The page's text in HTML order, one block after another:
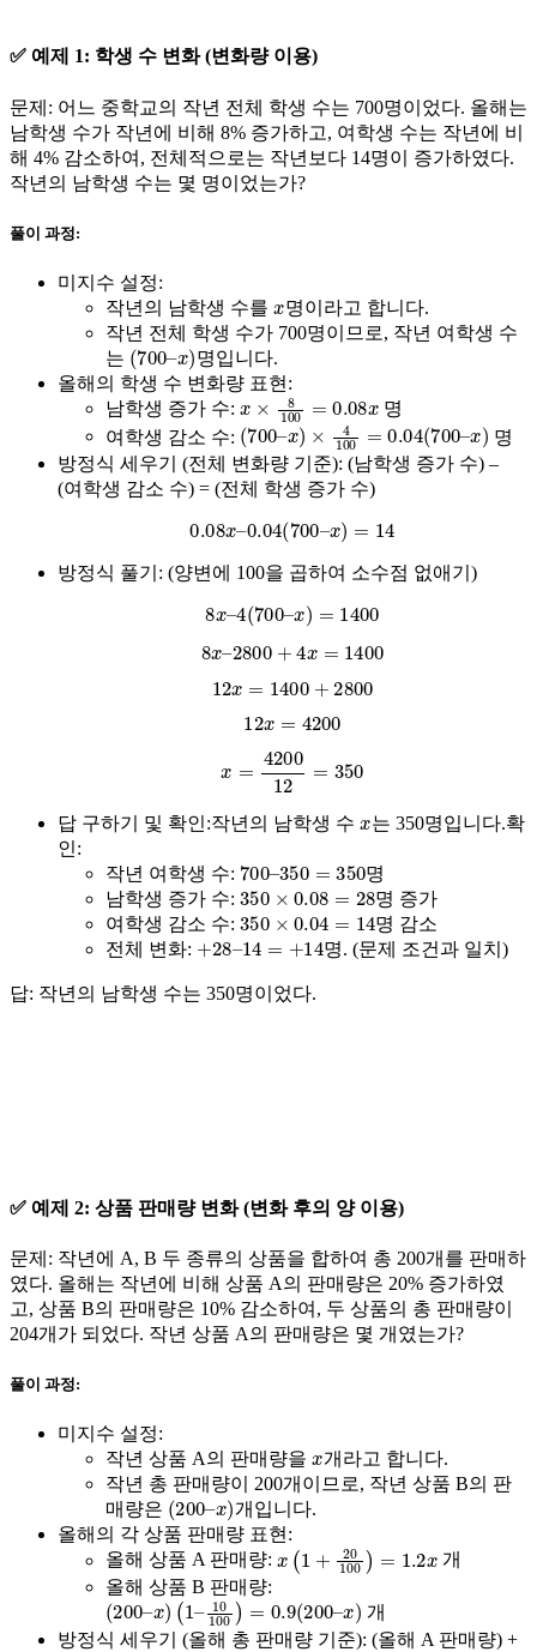
✅ 예제 1: 학생 수 변화 (변화량 이용)
문제: 어느 중학교의 작년 전체 학생 수는 700명이었다. 올해는
남학생 수가 작년에 비해 8% 증가하고, 여학생 수는 작년에 비
해 4% 감소하여, 전체적으로는 작년보다 14명이 증가하였다.
작년의 남학생 수는 몇 명이었는가?
풀이 과정:
미지수 설정:
작년의 남학생 수를
명이라고 합니다.
작년 전체 학생 수가 700명이므로, 작년 여학생 수
는 (700–
x) 명입니다.
올해의 학생 수 변화량 표현:
남학생 증가 수: x ×8100 0.08x
명
여학생 감소 수: (700 –x) 100 0.04 (700–
명
방정식 세우기 (전체 변화량 기준): (남학생 증가 수) –
(여학생 감소 수) = (전체 학생 증가 수)
0.08x –0.04(700 –x 14
방정식 풀기: (양변에 100을 곱하여 소수점 없애기)
8x –4(700 –x
1400
8x –2800 +4x =1400
12
1400+ 2800
12x
4200
420012
답 구하기 및 확인:작년의 남학생 수
는 350명입니다.확
인:
작년 여학생 수: 700 –350 350 명
남학생 증가 수: 350 0.08=
명 증가
여학생 감소 수: 350 0.04 =
명 감소
전체 변화: + 28 14 14 명. (문제 조건과 일치)
답: 작년의 남학생 수는 350명이었다.
✅ 예제 2: 상품 판매량 변화 (변화 후의 양 이용)
문제: 작년에 A, B 두 종류의 상품을 합하여 총 200개를 판매하
였다. 올해는 작년에 비해 상품 A의 판매량은 20% 증가하였
고, 상품 B의 판매량은 10% 감소하여, 두 상품의 총 판매량이
204개가 되었다. 작년 상품 A의 판매량은 몇 개였는가?
풀이 과정:
미지수 설정:
작년 상품 A의 판매량을
개 라고 합니다.
작년 총 판매량이 200개이므로, 작년 상품 B의 판
매량은 (200–
x) 개 입니다.
올해의 각 상품 판매량 표현:
올해 상품 A 판매량: x 1+ 100 1.2 x
개
올해 상품 B 판매량:
(200 –x)(1 10100)=0.9(200
x)
개
방정식 세우기 (올해 총 판매량 기준): (올해 A 판매량) +